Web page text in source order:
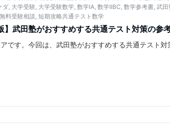
ダ, 大学受験, 大学受験数学,数学IA,数学IIBC,数学参考書,武田
無料受験相談,短期攻略共通テスト数学
】武田塾がおすすめする共通テスト対策の参
です。今回は、武田塾がおすすめする共通テスト